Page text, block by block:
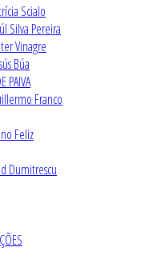
Scialo
Silva Pereira
Vinagre
Búa
PAIVA
Franco
Feliz
Dumitrescu